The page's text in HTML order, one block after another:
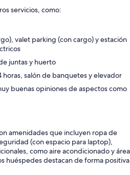
servicios, como:
valet parking (con cargo) y estación
juntas y huerto
horas, salón de banquetes y elevador
buenas opiniones de aspectos como
amenidades que incluyen ropa de
(con espacio para laptop),
como aire acondicionado y área
huéspedes destacan de forma positiva